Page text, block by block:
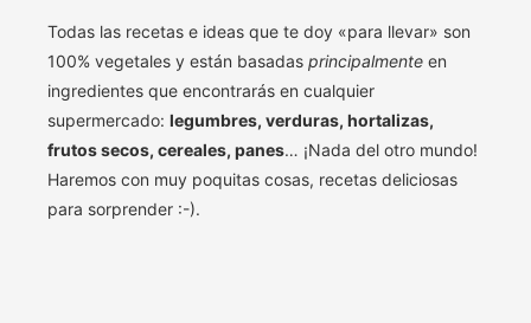
Todas las recetas e ideas que te doy «para llevar» son
100% vegetales y están basadas principalmente en
ingredientes que encontrarás en cualquier
supermercado: legumbres, verduras, hortalizas,
frutos secos, cereales, panes… ¡Nada del otro mundo!
Haremos con muy poquitas cosas, recetas deliciosas
para sorprender :-).